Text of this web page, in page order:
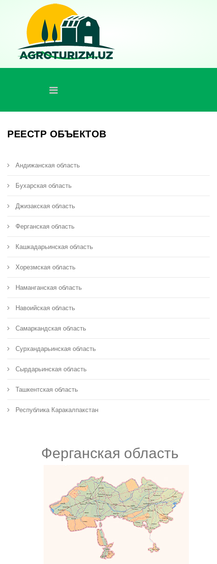
РЕЕСТР ОБЪЕКТОВ
Андижанская область
Бухарская область
Джизакская область
Ферганская область
Кашкадарьинская область
Хорезмская область
Наманганская область
Навоийская область
Самаркандская область
Сурхандарьинская область
Сырдарьинская область
Ташкентская область
Республика Каракалпакстан
Ферганская область